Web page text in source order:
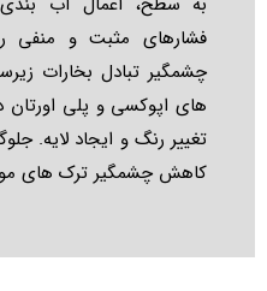
فشارهای مثبت و
چشمگیر تبادل بخارات
های اپوکسی و پلی
تغییر رنگ و ایجاد لایه.
کاهش چشمگیر ترک های